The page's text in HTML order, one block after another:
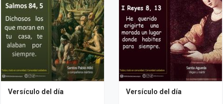
Versículo del día Versículo del día